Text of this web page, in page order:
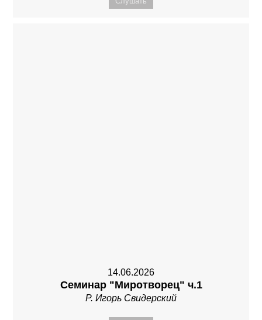
14.06.2026
Семинар "Миротворец" ч.1
Р. Игорь Свидерский